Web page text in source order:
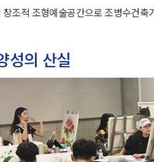
조적 조형예술공간으로 조병수건
성의 산실